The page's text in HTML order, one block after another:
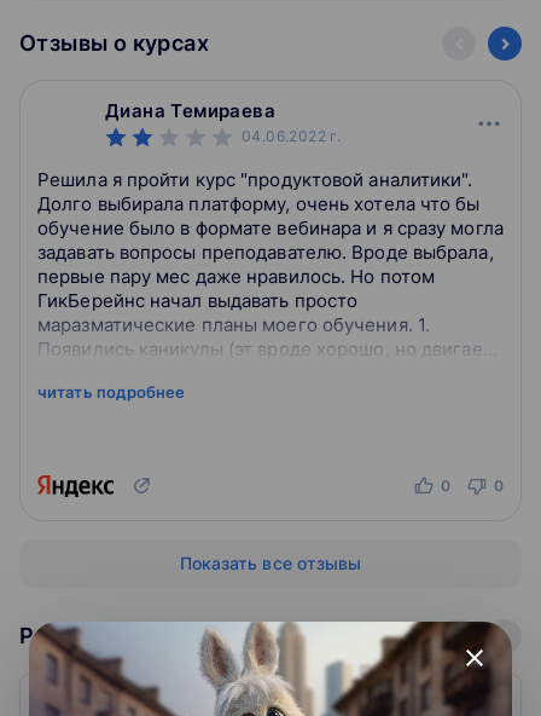
Отзывы о курсах
Диана Темираева
04.06.2022 г.
Решила я пройти курс "продуктовой аналитики".
Долго выбирала платформу, очень хотела что бы
обучение было в формате вебинара и я сразу могла
задавать вопросы преподавателю. Вроде выбрала,
первые пару мес даже нравилось. Но потом
ГикБерейнс начал выдавать просто
маразматические планы моего обучения. 1.
Появились каникулы (эт вроде хорошо, но двигает
били...
читать подробнее
0 0
Показать все отзывы
Рейтинг школ: Аналитика
1. Нетология
close